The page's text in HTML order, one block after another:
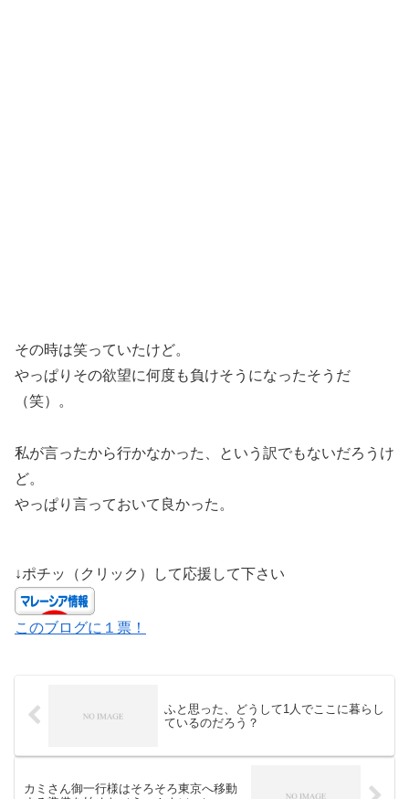
その時は笑っていたけど。
やっぱりその欲望に何度も負けそうになったそうだ
（笑）。
私が言ったから行かなかった、という訳でもないだろうけ
ど。
やっぱり言っておいて良かった。
↓ポチッ（クリック）して応援して下さい
このブログに１票！
ふと思った、どうして1人でここに暮らし
ているのだろう？
カミさん御一行様はそろそろ東京へ移動